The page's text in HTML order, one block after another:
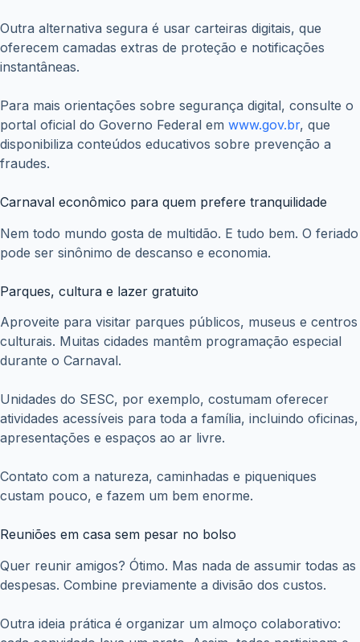
Outra alternativa segura é usar carteiras digitais, que
oferecem camadas extras de proteção e notificações
instantâneas.
Para mais orientações sobre segurança digital, consulte o
portal oficial do Governo Federal em www.gov.br, que
disponibiliza conteúdos educativos sobre prevenção a
fraudes.
Carnaval econômico para quem prefere tranquilidade
Nem todo mundo gosta de multidão. E tudo bem. O feriado
pode ser sinônimo de descanso e economia.
Parques, cultura e lazer gratuito
Aproveite para visitar parques públicos, museus e centros
culturais. Muitas cidades mantêm programação especial
durante o Carnaval.
Unidades do SESC, por exemplo, costumam oferecer
atividades acessíveis para toda a família, incluindo oficinas,
apresentações e espaços ao ar livre.
Contato com a natureza, caminhadas e piqueniques
custam pouco, e fazem um bem enorme.
Reuniões em casa sem pesar no bolso
Quer reunir amigos? Ótimo. Mas nada de assumir todas as
despesas. Combine previamente a divisão dos custos.
Outra ideia prática é organizar um almoço colaborativo: